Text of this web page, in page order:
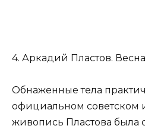
4. Аркадий Пластов. Весна
Обнаженные тела
официальном советском
живопись Пластова была